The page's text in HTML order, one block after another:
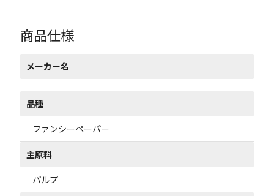
商品仕様
メーカー名
品種
ファンシーペーパー
主原料
パルプ